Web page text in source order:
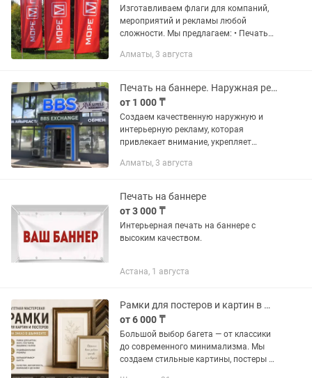
Изготавливаем флаги для компаний,
мероприятий и рекламы любой
сложности. Мы предлагаем: • Печать
индивидуальным дизайном • Уличные
Алматы, 3 августа
Печать на баннере. Наружная реклама. Баннер. Вывеска. Дизайн.
от 1 000 ₸
Создаем качественную наружную и
интерьерную рекламу, которая
привлекает внимание, укрепляет
привлекать новых клиентов. 🔶 Наши
Объемные...
Алматы, 3 августа
Печать на баннере
от 3 000 ₸
Интерьерная печать на баннере с
высоким качеством.
Астана, 1 августа
Рамки для постеров и картин в Шымкенте багетная мастерская
от 6 000 ₸
Большой выбор багета — от классики
до современного минимализма. Мы
создаем стильные картины, постеры и